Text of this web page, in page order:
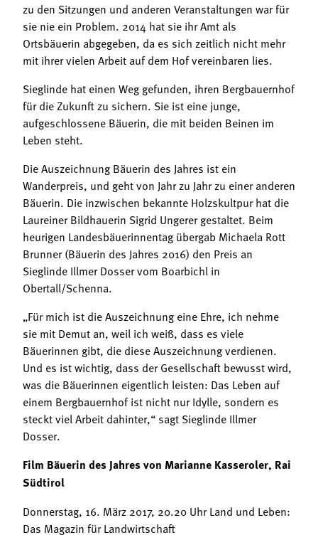
zu den Sitzungen und anderen Veranstaltungen war für
sie nie ein Problem. 2014 hat sie ihr Amt als
Ortsbäuerin abgegeben, da es sich zeitlich nicht mehr
mit ihrer vielen Arbeit auf dem Hof vereinbaren lies.
Sieglinde hat einen Weg gefunden, ihren Bergbauernhof
für die Zukunft zu sichern. Sie ist eine junge,
aufgeschlossene Bäuerin, die mit beiden Beinen im
Leben steht.
Die Auszeichnung Bäuerin des Jahres ist ein
Wanderpreis, und geht von Jahr zu Jahr zu einer anderen
Bäuerin. Die inzwischen bekannte Holzskultpur hat die
Laureiner Bildhauerin Sigrid Ungerer gestaltet. Beim
heurigen Landesbäuerinnentag übergab Michaela Rott
Brunner (Bäuerin des Jahres 2016) den Preis an
Sieglinde Illmer Dosser vom Boarbichl in
Obertall/Schenna.
„Für mich ist die Auszeichnung eine Ehre, ich nehme
sie mit Demut an, weil ich weiß, dass es viele
Bäuerinnen gibt, die diese Auszeichnung verdienen.
Und es ist wichtig, dass der Gesellschaft bewusst wird,
was die Bäuerinnen eigentlich leisten: Das Leben auf
einem Bergbauernhof ist nicht nur Idylle, sondern es
steckt viel Arbeit dahinter,“ sagt Sieglinde Illmer
Dosser.
Film Bäuerin des Jahres von Marianne Kasseroler, Rai
Südtirol
Donnerstag, 16. März 2017, 20.20 Uhr Land und Leben:
Das Magazin für Landwirtschaft